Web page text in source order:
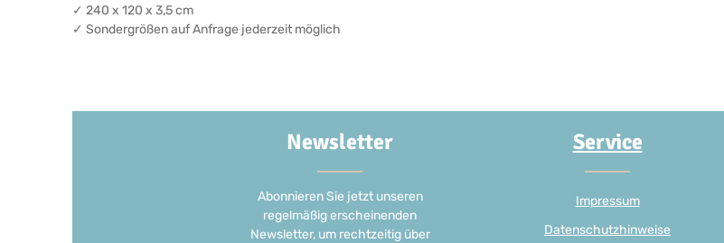
✓ 240 x 120 x 3,5 cm
✓ Sondergrößen auf Anfrage jederzeit möglich
Newsletter
Abonnieren Sie jetzt unseren
regelmäßig erscheinenden
Newsletter, um rechtzeitig über
Service
Impressum
Datenschutzhinweise